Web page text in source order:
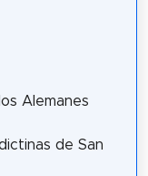
Alemanes
de San